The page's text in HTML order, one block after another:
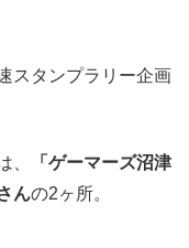
スタンプラリー企画
、
「ゲーマーズ沼津
んの2ヶ所。